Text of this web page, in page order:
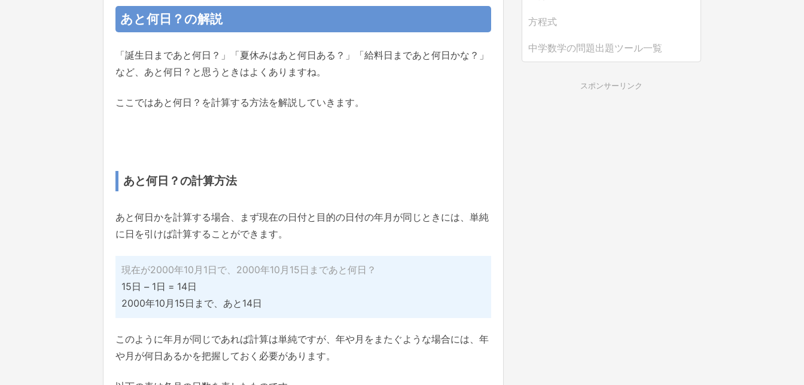
あと何日？の解説
「誕生日まであと何日？」「夏休みはあと何日ある？」「給料日まであと何日かな？」
など、あと何日？と思うときはよくありますね。
ここではあと何日？を計算する方法を解説していきます。
あと何日？の計算方法
あと何日かを計算する場合、まず現在の日付と目的の日付の年月が同じときには、単純
に日を引けば計算することができます。
現在が2000年10月1日で、2000年10月15日まであと何日？
15日 - 1日 = 14日
2000年10月15日まで、あと14日
このように年月が同じであれば計算は単純ですが、年や月をまたぐような場合には、年
や月が何日あるかを把握しておく必要があります。
方程式
中学数学の問題出題ツール一覧
スポンサーリンク